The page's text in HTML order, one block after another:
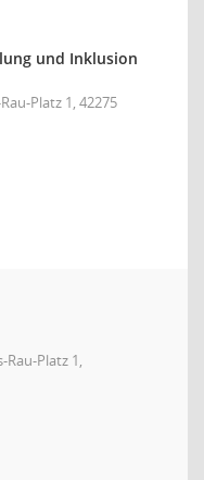
und Inklusion
Platz 1, 42275
Rau-Platz 1,